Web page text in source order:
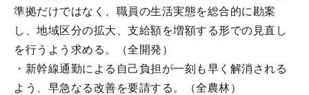
準拠だけではなく、職員の生活実態を総合的に勘案
し、地域区分の拡大、支給額を増額する形での見直し
を行うよう求める。（全開発）
・新幹線通勤による自己負担が一刻も早く解消される
よう、早急なる改善を要請する。（全農林）